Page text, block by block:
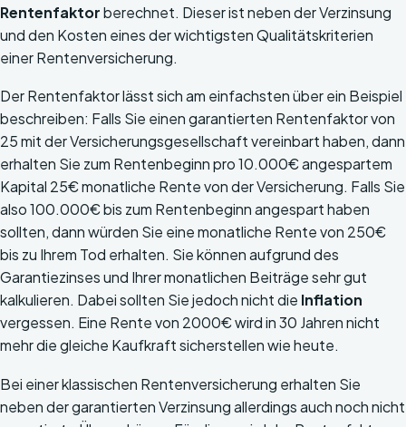
Rentenfaktorberechnet. Dieser ist neben der Verzinsung
und den Kosten eines der wichtigsten Qualitätskriterien
einer Rentenversicherung.
Der Rentenfaktor lässt sich am einfachsten über ein Beispiel
beschreiben: Falls Sie einen garantierten Rentenfaktor von
25 mit der Versicherungsgesellschaft vereinbart haben, dann
erhalten Sie zum Rentenbeginn pro 10.000€ angespartem
Kapital 25€ monatliche Rente von der Versicherung. Falls Sie
also 100.000€ bis zum Rentenbeginn angespart haben
sollten, dann würden Sie eine monatliche Rente von 250€
bis zu Ihrem Tod erhalten. Sie können aufgrund des
Garantiezinses und Ihrer monatlichen Beiträge sehr gut
kalkulieren. Dabei sollten Sie jedoch nicht die Inflation
vergessen. Eine Rente von 2000€ wird in 30 Jahren nicht
mehr die gleiche Kaufkraft sicherstellen wie heute.
Bei einer klassischen Rentenversicherung erhalten Sie
neben der garantierten Verzinsung allerdings auch noch nicht